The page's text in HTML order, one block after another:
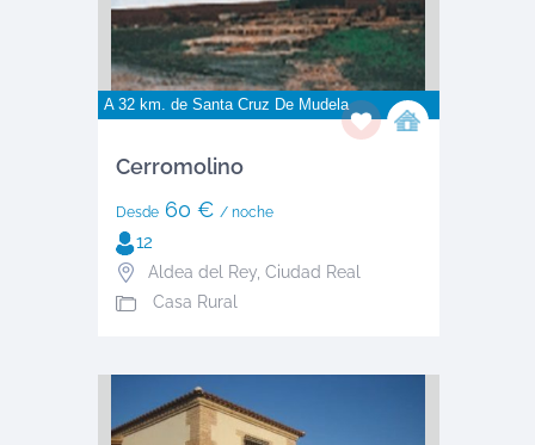
A 32 km. de Santa Cruz De Mudela
Cerromolino
Desde60 € / noche
12
Aldea del Rey, Ciudad Real
Casa Rural